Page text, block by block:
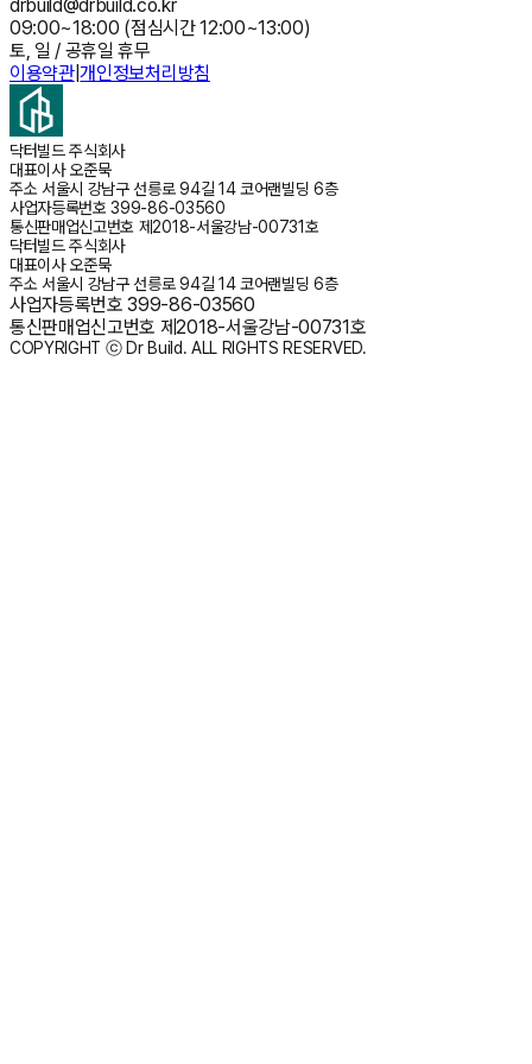
drbuild@drbuild.co.kr
09:00~18:00 (점심시간 12:00~13:00)
토, 일 / 공휴일 휴무
이용약관|개인정보처리방침
닥터빌드 주식회사
대표이사오준묵
주소 서울시 강남구 선릉로 94길 14 코어랜빌딩 6층
사업자등록번호 399-86-03560
통신판매업신고번호 제2018-서울강남-00731호
닥터빌드 주식회사
대표이사오준묵
주소 서울시 강남구 선릉로 94길 14 코어랜빌딩 6층
사업자등록번호 399-86-03560
통신판매업신고번호 제2018-서울강남-00731호
COPYRIGHT ⓒ Dr Build. ALL RIGHTS RESERVED.